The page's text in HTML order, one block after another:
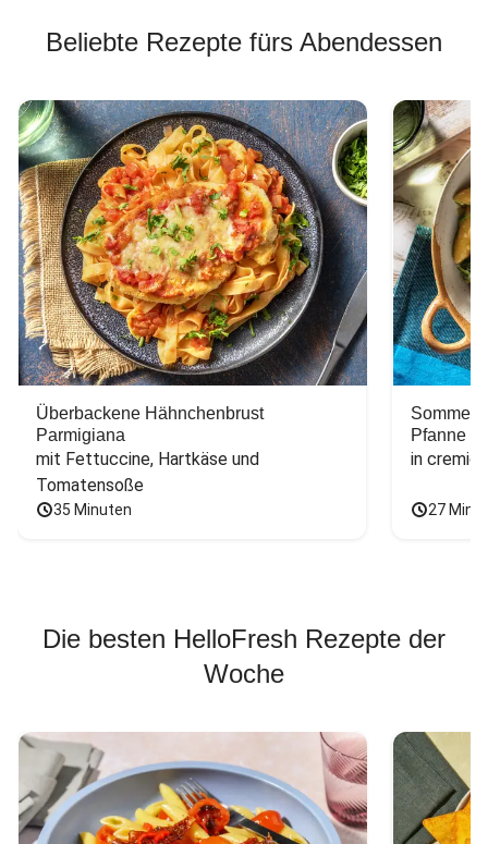
Beliebte Rezepte fürs Abendessen
Überbackene Hähnchenbrust
Parmigiana
mit Fettuccine, Hartkäse und
Tomatensoße
35 Minuten
Pfanne
in
27
Die besten HelloFresh Rezepte der
Woche